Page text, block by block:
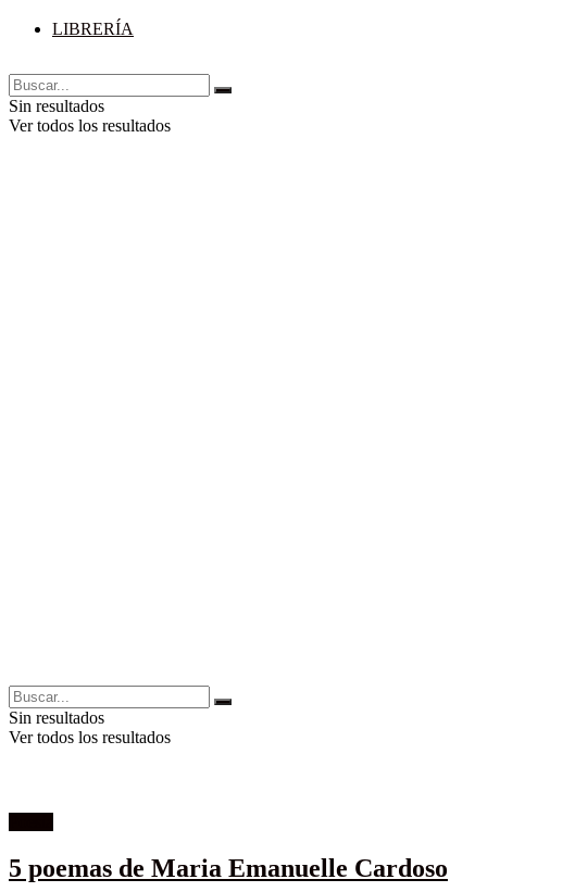
LIBRERÍA
Sin resultados
Ver todos los resultados
Sin resultados
Ver todos los resultados
5 poemas de Maria Emanuelle Cardoso